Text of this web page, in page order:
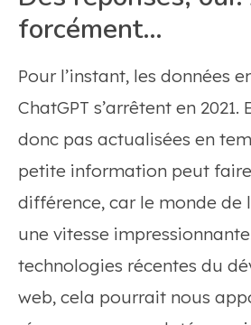
forcément…
Pour l’instant, les données
ChatGPT s’arrêtent en 2021.
donc pas actualisées en
petite information peut
différence, car le monde de
une vitesse
technologies récentes du
web, cela pourrait nous